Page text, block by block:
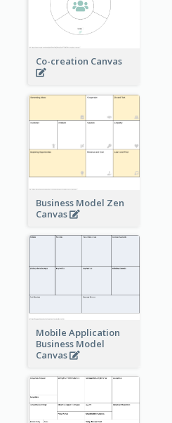
Co-creation Canvas
Business Model Zen
Canvas
Mobile Application
Business Model
Canvas